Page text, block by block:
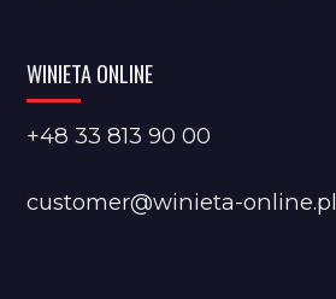
WINIETA ONLINE
+48 33 813 90 00
customer@winieta-online.pl